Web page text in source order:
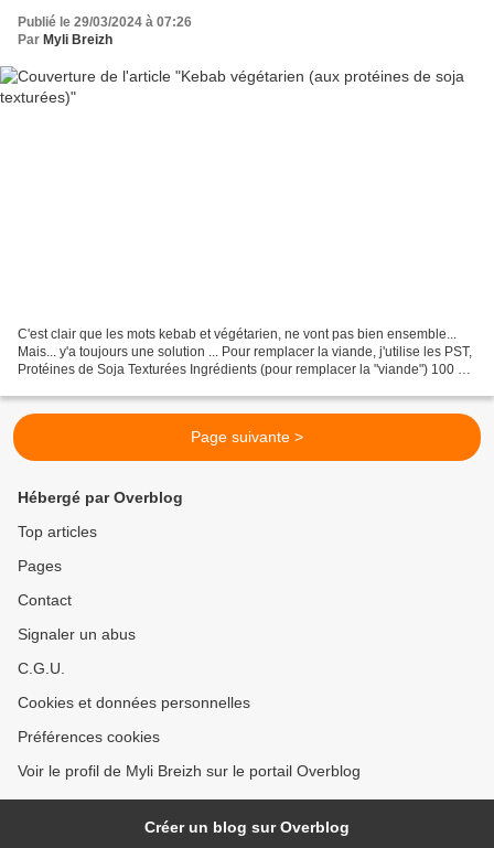
Publié le 29/03/2024 à 07:26
Par Myli Breizh
C'est clair que les mots kebab et végétarien, ne vont pas bien ensemble...
Mais... y'a toujours une solution ... Pour remplacer la viande, j'utilise les PST,
Protéines de Soja Texturées Ingrédients (pour remplacer la "viande") 100 gr
Page suivante >
Hébergé par Overblog
Top articles
Pages
Contact
Signaler un abus
C.G.U.
Cookies et données personnelles
Préférences cookies
Voir le profil de Myli Breizh sur le portail Overblog
Créer un blog sur Overblog